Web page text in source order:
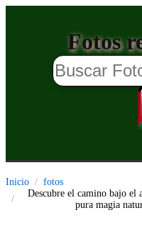
Fotos
Inicio
fotos
Descubre el camino bajo el
pura magia